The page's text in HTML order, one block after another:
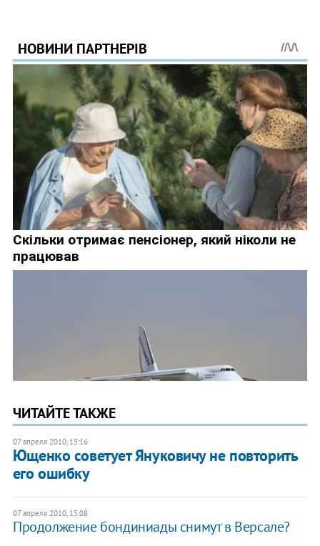
ЧИТАЙТЕ ТАКЖЕ
07 апреля 2010, 15:16
Ющенко советует Януковичу не повторить
его ошибку
07 апреля 2010, 15:08
Продолжение бондиниады снимут в Версале?